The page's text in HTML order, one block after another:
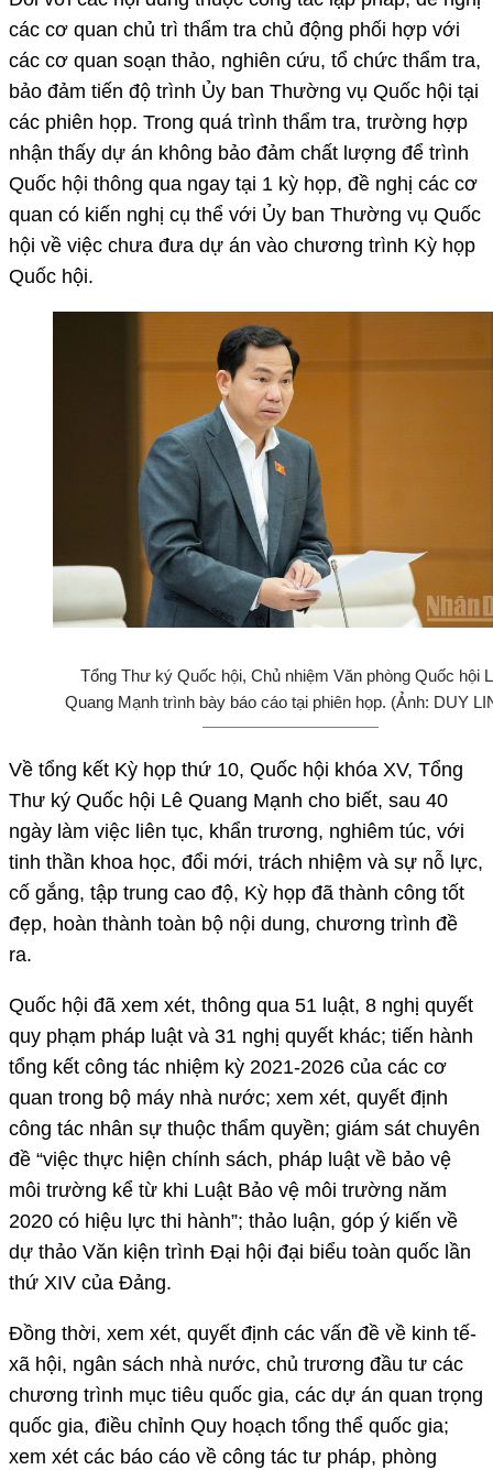
các cơ quan chủ trì thẩm tra chủ động phối hợp với
các cơ quan soạn thảo, nghiên cứu, tổ chức thẩm tra,
bảo đảm tiến độ trình Ủy ban Thường vụ Quốc hội tại
các phiên họp. Trong quá trình thẩm tra, trường hợp
nhận thấy dự án không bảo đảm chất lượng để trình
Quốc hội thông qua ngay tại 1 kỳ họp, đề nghị các cơ
quan có kiến nghị cụ thể với Ủy ban Thường vụ Quốc
hội về việc chưa đưa dự án vào chương trình Kỳ họp
Quốc hội.
Tổng Thư ký Quốc hội, Chủ nhiệm Văn phòng Quốc hội
Quang Mạnh trình bày báo cáo tại phiên họp. (Ảnh: DUY
Về tổng kết Kỳ họp thứ 10, Quốc hội khóa XV, Tổng
Thư ký Quốc hội Lê Quang Mạnh cho biết, sau 40
ngày làm việc liên tục, khẩn trương, nghiêm túc, với
tinh thần khoa học, đổi mới, trách nhiệm và sự nỗ lực,
cố gắng, tập trung cao độ, Kỳ họp đã thành công tốt
đẹp, hoàn thành toàn bộ nội dung, chương trình đề
ra.
Quốc hội đã xem xét, thông qua 51 luật, 8 nghị quyết
quy phạm pháp luật và 31 nghị quyết khác; tiến hành
tổng kết công tác nhiệm kỳ 2021-2026 của các cơ
quan trong bộ máy nhà nước; xem xét, quyết định
công tác nhân sự thuộc thẩm quyền; giám sát chuyên
đề “việc thực hiện chính sách, pháp luật về bảo vệ
môi trường kể từ khi Luật Bảo vệ môi trường năm
2020 có hiệu lực thi hành”; thảo luận, góp ý kiến về
dự thảo Văn kiện trình Đại hội đại biểu toàn quốc lần
thứ XIV của Đảng.
Đồng thời, xem xét, quyết định các vấn đề về kinh tế-
xã hội, ngân sách nhà nước, chủ trương đầu tư các
chương trình mục tiêu quốc gia, các dự án quan trọng
quốc gia, điều chỉnh Quy hoạch tổng thể quốc gia;
xem xét các báo cáo về công tác tư pháp, phòng